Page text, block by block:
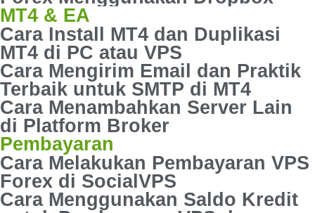
MT4 & EA
Cara Install MT4 dan Duplikasi
MT4 di PC atau VPS
Cara Mengirim Email dan Praktik
Terbaik untuk SMTP di MT4
Cara Menambahkan Server Lain
di Platform Broker
Pembayaran
Cara Melakukan Pembayaran VPS
Forex di SocialVPS
Cara Menggunakan Saldo Kredit